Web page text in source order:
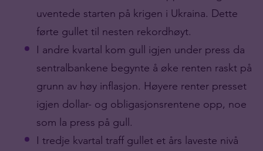
uventede starten på krigen i Ukraina. Dette
førte gullet til nesten rekordhøyt.
I andre kvartal kom gull igjen under press da
sentralbankene begynte å øke renten raskt på
grunn av høy inflasjon. Høyere renter presset
igjen dollar- og obligasjonsrentene opp, noe
som la press på gull.
I tredje kvartal traff gullet et års laveste nivå